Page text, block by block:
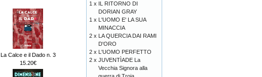
La Calce e il Dado n. 3
15.20€
1 x IL RITORNO DI
DORIAN GRAY
1 x L'UOMO E' LA SUA
MINACCIA
2 x LA QUERCIA DAI RAMI
D'ORO
2 x L'UOMO PERFETTO
2 x JUVENTÌADE La
Vecchia Signora alla